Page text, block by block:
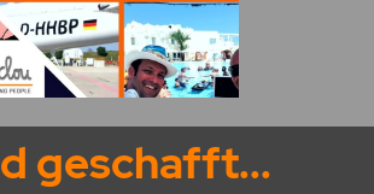
geschafft...